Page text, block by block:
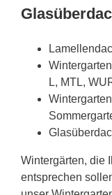
L, MTL,
Wintergärten, die
entsprechen